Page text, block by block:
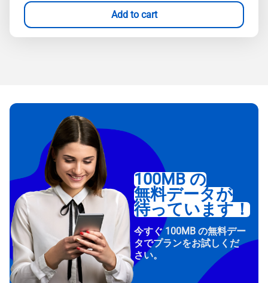
Add to cart
100MB の
無料データが
待っています！
今すぐ 100MB の無料デー
タでプランをお試しくだ
さい。